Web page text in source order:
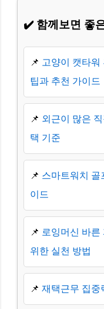
✔️ 함께보면 좋
📌 고양이 캣타워
팁과 추천 가이드
📌 외근이 많은
택 기준
📌 스마트워치 골
이드
📌 로잉머신 바른
위한 실천 방법
📌 재택근무 집중